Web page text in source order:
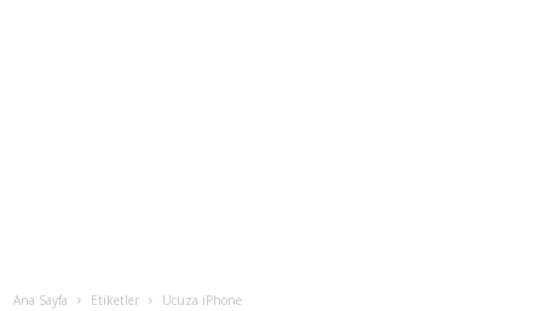
Ana Sayfa Etiketler Ucuza iPhone